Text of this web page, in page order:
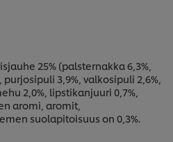
25% (palsternakka 6,3%,
3,9%, valkosipuli 2,6%,
2,0%, lipstikanjuuri 0,7%,
aromi, aromit,
suolapitoisuus on 0,3%.